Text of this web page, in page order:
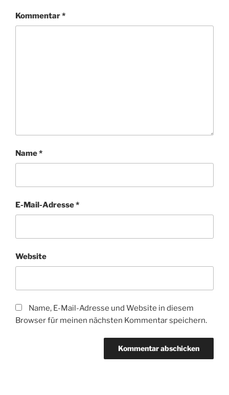
Kommentar*
Name*
E-Mail-Adresse*
Website
Name, E-Mail-Adresse und Website in diesem
Browser für meinen nächsten Kommentar speichern.